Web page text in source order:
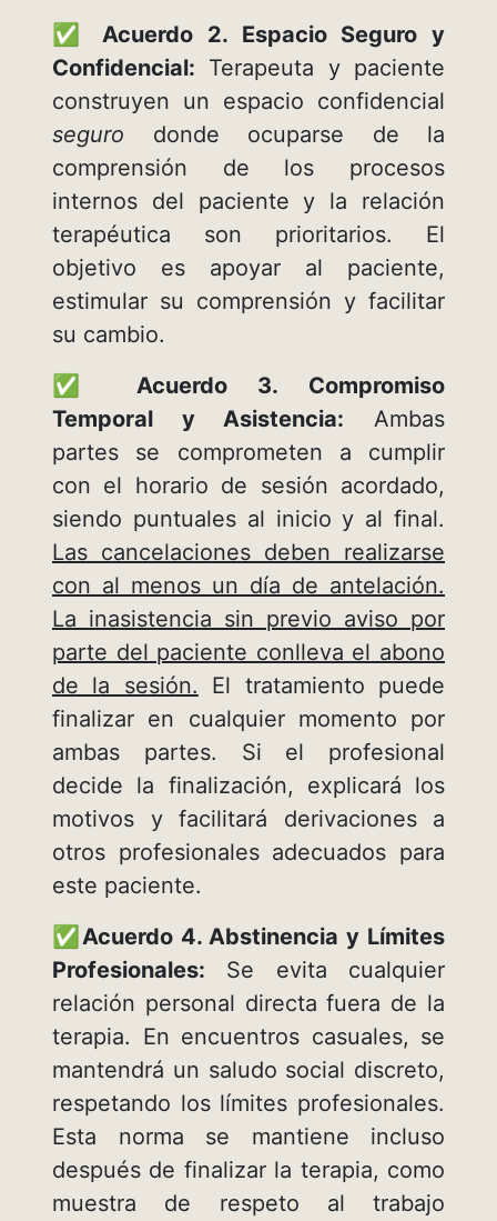
✅ Acuerdo 2. Espacio Seguro y
Confidencial: Terapeuta y paciente
construyen un espacio confidencial
seguro donde ocuparse de la
comprensión de los procesos
internos del paciente y la relación
terapéutica son prioritarios. El
objetivo es apoyar al paciente,
estimular su comprensión y facilitar
su cambio.
✅ Acuerdo 3. Compromiso
Temporal y Asistencia: Ambas
partes se comprometen a cumplir
con el horario de sesión acordado,
siendo puntuales al inicio y al final.
Las cancelaciones deben realizarse
con al menos un día de antelación.
La inasistencia sin previo aviso por
parte del paciente conlleva el abono
de la sesión. El tratamiento puede
finalizar en cualquier momento por
ambas partes. Si el profesional
decide la finalización, explicará los
motivos y facilitará derivaciones a
otros profesionales adecuados para
este paciente.
✅Acuerdo 4. Abstinencia y Límites
Profesionales: Se evita cualquier
relación personal directa fuera de la
terapia. En encuentros casuales, se
mantendrá un saludo social discreto,
respetando los límites profesionales.
Esta norma se mantiene incluso
después de finalizar la terapia, como
muestra de respeto al trabajo